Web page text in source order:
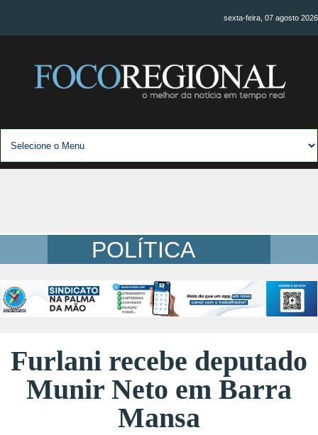
sexta-feira, 07 agosto 2026
POLÍTICA
Furlani recebe deputado
Munir Neto em Barra
Mansa